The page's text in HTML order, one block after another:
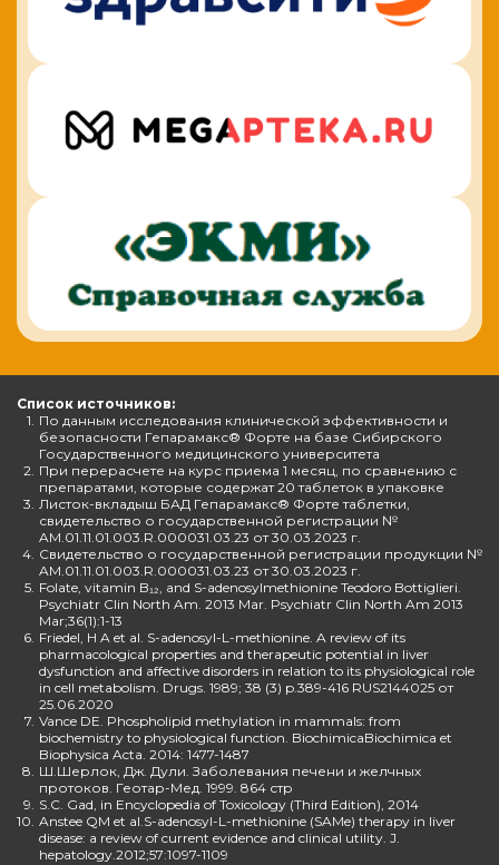
Список источников:
1. По данным исследования клинической эффективности и
безопасности Гепарамакс® Форте на базе Сибирского
Государственного медицинского университета
2. При перерасчете на курс приема 1 месяц, по сравнению с
препаратами, которые содержат 20 таблеток в упаковке
3. Листок-вкладыш БАД Гепарамакс® Форте таблетки,
свидетельство о государственной регистрации №
AM.01.11.01.003.R.000031.03.23 от 30.03.2023 г.
4. Свидетельство о государственной регистрации продукции №
AM.01.11.01.003.R.000031.03.23 от 30.03.2023 г.
5. Folate, vitamin B₁₂, and S-adenosylmethionine Teodoro Bottiglieri.
Psychiatr Clin North Am. 2013 Mar. Psychiatr Clin North Am 2013
Mar;36(1):1-13
6. Friedel, H A et al. S-adenosyl-L-methionine. A review of its
pharmacological properties and therapeutic potential in liver
dysfunction and affective disorders in relation to its physiological role
in cell metabolism. Drugs. 1989; 38 (3) p.389-416 RUS2144025 от
25.06.2020
7. Vance DE. Phospholipid methylation in mammals: from
biochemistry to physiological function. BiochimicaBiochimica et
Biophysica Acta. 2014: 1477-1487
8. Ш.Шерлок, Дж. Дули. Заболевания печени и желчных
протоков. Геотар-Мед. 1999. 864 стр
9. S.C. Gad, in Encyclopedia of Toxicology (Third Edition), 2014
10. Anstee QM et al.S-adenosyl-L-methionine (SAMe) therapy in liver
disease: a review of current evidence and clinical utility. J.
hepatology.2012;57:1097-1109